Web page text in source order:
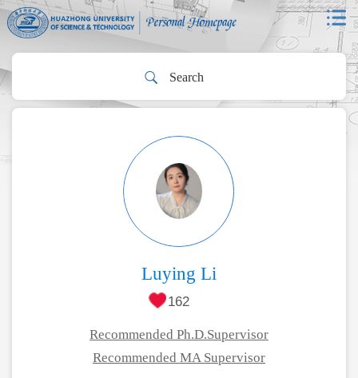
Luying Li
162
Recommended Ph.D.Supervisor
Recommended MA Supervisor